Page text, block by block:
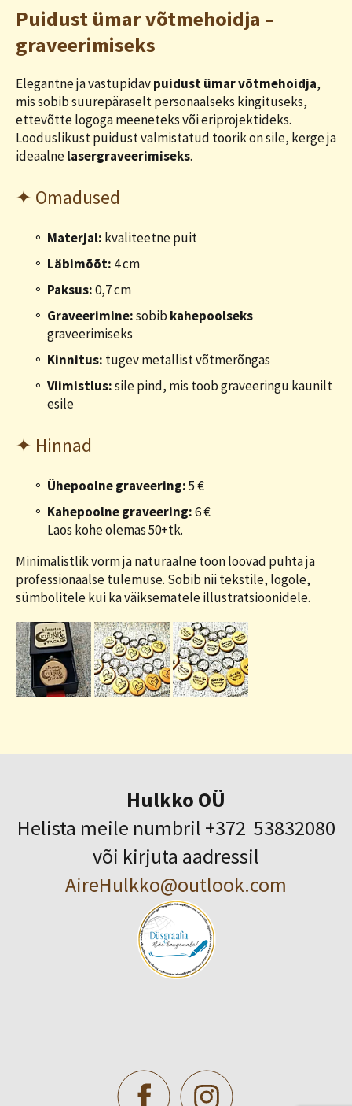
Puidust ümar võtmehoidja –
graveerimiseks
Elegantne ja vastupidavpuidust ümar võtmehoidja,
mis sobib suurepäraselt personaalseks kingituseks,
ettevõtte logoga meeneteks või eriprojektideks.
Looduslikust puidust valmistatud toorik on sile, kerge ja
ideaalnelasergraveerimiseks.
✦ Omadused
Materjal: kvaliteetne puit
Läbimõõt: 4 cm
Paksus:0,7 cm
Graveerimine:sobib kahepoolseks
graveerimiseks
Kinnitus: tugev metallist võtmerõngas
Viimistlus:sile pind, mis toob graveeringu kaunilt
esile
✦ Hinnad
Ühepoolne graveering:5 €
Kahepoolne graveering:6 €
Laos kohe olemas 50+tk.
Minimalistlik vorm ja naturaalne toon loovad puhta ja
professionaalse tulemuse. Sobib nii tekstile, logole,
sümbolitele kui ka väiksematele illustratsioonidele.
Hulkko OÜ
Helista meile numbril +372 53832080
või kirjuta aadressil
AireHulkko@outlook.com